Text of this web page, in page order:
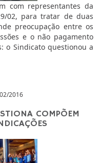
com representantes da
02, para tratar de duas
preocupação entre os
e o não pagamento
o Sindicato questionou a
2016
COMPÕEM